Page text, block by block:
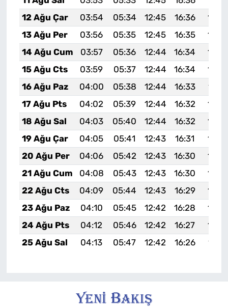
12 Ağu Çar
03:54 05:34 12:45 16:36
13 Ağu Per
03:56 05:35 12:45 16:35
14 Ağu Cum
03:57 05:36 12:44 16:34
15 Ağu Cts
03:59 05:37 12:44 16:34
16 Ağu Paz
04:00 05:38 12:44 16:33
19:41
17 Ağu Pts
04:02 05:39 12:44 16:32
18 Ağu Sal
04:03 05:40 12:44 16:32
19 Ağu Çar
04:05 05:41 12:43 16:31
20 Ağu Per
04:06 05:42 12:43 16:30
21 Ağu Cum
04:08 05:43 12:43 16:30
22 Ağu Cts
04:09 05:44 12:43 16:29
23 Ağu Paz
04:10 05:45 12:42 16:28
24 Ağu Pts
04:12 05:46 12:42 16:27
25 Ağu Sal
04:13 05:47 12:42 16:26 19:27